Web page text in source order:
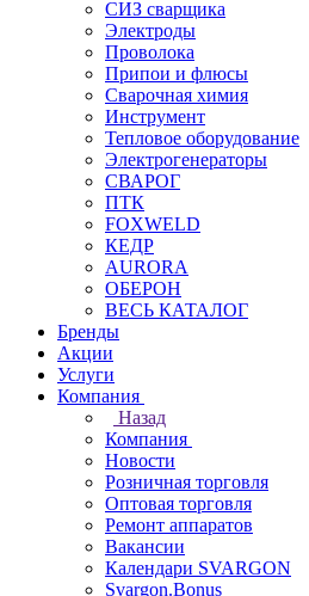
СИЗ сварщика
Электроды
Проволока
Припои и флюсы
Сварочная химия
Инструмент
Тепловое оборудование
Электрогенераторы
СВАРОГ
ПТК
FOXWELD
КЕДР
AURORA
ОБЕРОН
ВЕСЬ КАТАЛОГ
Бренды
Акции
Услуги
Компания
Назад
Компания
Новости
Розничная торговля
Оптовая торговля
Ремонт аппаратов
Вакансии
Календари SVARGON
Svargon.Bonus